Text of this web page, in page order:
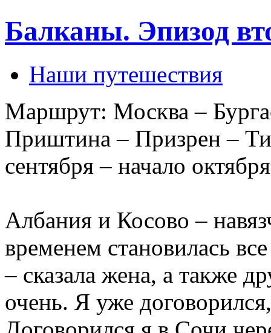
Балканы. Эпизод
Наши путешествия
Маршрут: Москва –
Приштина – Призрен –
сентября – начало
Албания и Косово –
временем становилась
– сказала жена, а также
очень. Я уже